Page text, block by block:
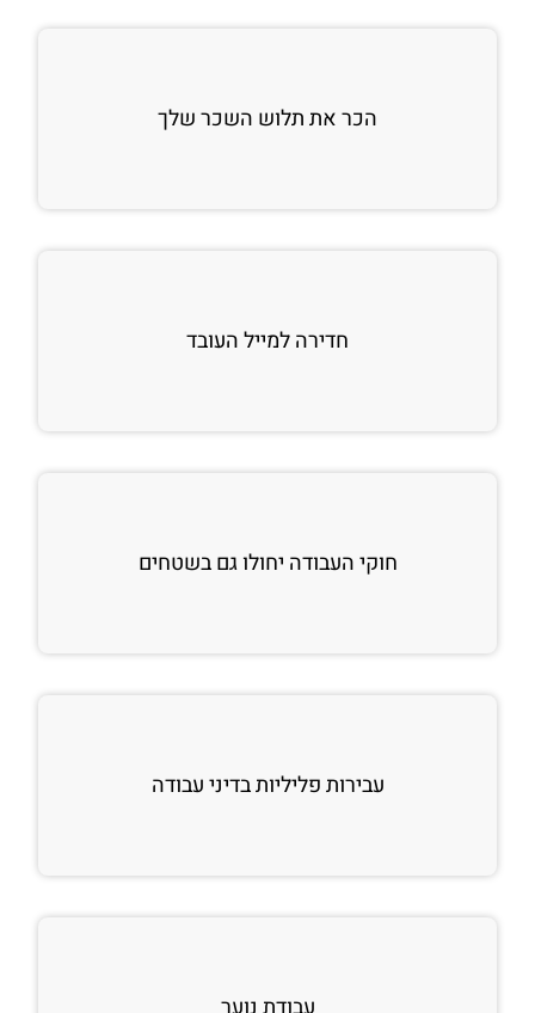
הכר את תלוש השכר שלך
חדירה למייל העובד
חוקי העבודה יחולו גם בשטחים
עבירות פליליות בדיני עבודה